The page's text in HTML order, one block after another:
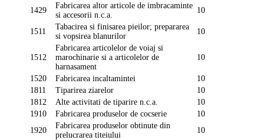
1429
Fabricarea altor articole de imbracaminte
si accesorii n.c.a.
10
1511
Tabacirea si finisarea pieilor; prepararea
si vopsirea blanurilor
10
1512
Fabricarea articolelor de voiaj si
marochinarie si a articolelor de
harnasament
10
1520 Fabricarea incaltamintei
10
1811
Tiparirea ziarelor
10
1812
Alte activitati de tiparire n.c.a.
10
1910
Fabricarea produselor de cocserie
10
1920
Fabricarea produselor obtinute din
prelucrarea titeiului
10